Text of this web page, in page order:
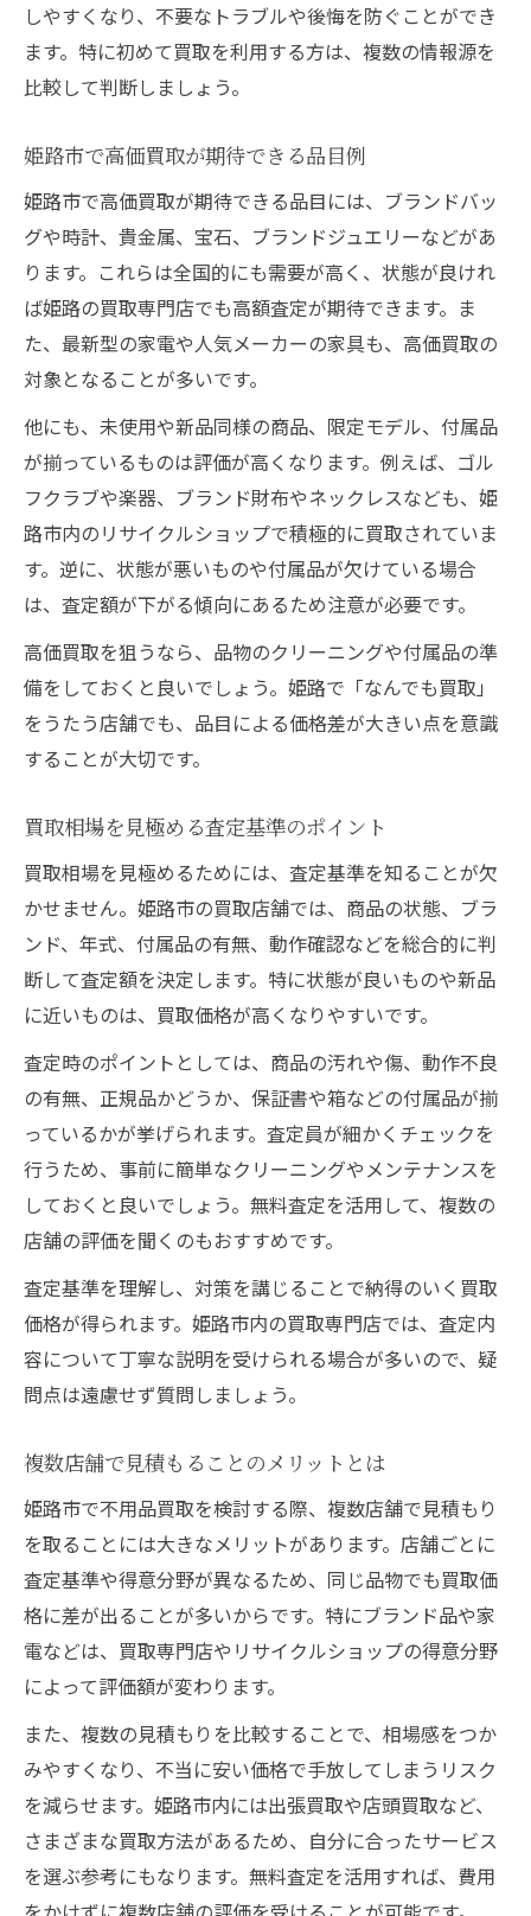
しやすくなり、不要なトラブルや後悔を防ぐことができ
ます。特に初めて買取を利用する方は、複数の情報源を
比較して判断しましょう。
姫路市で高価買取が期待できる品目例
姫路市で高価買取が期待できる品目には、ブランドバッ
グや時計、貴金属、宝石、ブランドジュエリーなどがあ
ります。これらは全国的にも需要が高く、状態が良けれ
ば姫路の買取専門店でも高額査定が期待できます。ま
た、最新型の家電や人気メーカーの家具も、高価買取の
対象となることが多いです。
他にも、未使用や新品同様の商品、限定モデル、付属品
が揃っているものは評価が高くなります。例えば、ゴル
フクラブや楽器、ブランド財布やネックレスなども、姫
路市内のリサイクルショップで積極的に買取されていま
す。逆に、状態が悪いものや付属品が欠けている場合
は、査定額が下がる傾向にあるため注意が必要です。
高価買取を狙うなら、品物のクリーニングや付属品の準
備をしておくと良いでしょう。姫路で「なんでも買取」
をうたう店舗でも、品目による価格差が大きい点を意識
することが大切です。
買取相場を見極める査定基準のポイント
買取相場を見極めるためには、査定基準を知ることが欠
かせません。姫路市の買取店舗では、商品の状態、ブラ
ンド、年式、付属品の有無、動作確認などを総合的に判
断して査定額を決定します。特に状態が良いものや新品
に近いものは、買取価格が高くなりやすいです。
査定時のポイントとしては、商品の汚れや傷、動作不良
の有無、正規品かどうか、保証書や箱などの付属品が揃
っているかが挙げられます。査定員が細かくチェックを
行うため、事前に簡単なクリーニングやメンテナンスを
しておくと良いでしょう。無料査定を活用して、複数の
店舗の評価を聞くのもおすすめです。
査定基準を理解し、対策を講じることで納得のいく買取
価格が得られます。姫路市内の買取専門店では、査定内
容について丁寧な説明を受けられる場合が多いので、疑
問点は遠慮せず質問しましょう。
複数店舗で見積もることのメリットとは
姫路市で不用品買取を検討する際、複数店舗で見積もり
を取ることには大きなメリットがあります。店舗ごとに
査定基準や得意分野が異なるため、同じ品物でも買取価
格に差が出ることが多いからです。特にブランド品や家
電などは、買取専門店やリサイクルショップの得意分野
によって評価額が変わります。
また、複数の見積もりを比較することで、相場感をつか
みやすくなり、不当に安い価格で手放してしまうリスク
を減らせます。姫路市内には出張買取や店頭買取など、
さまざまな買取方法があるため、自分に合ったサービス
を選ぶ参考にもなります。無料査定を活用すれば、費用